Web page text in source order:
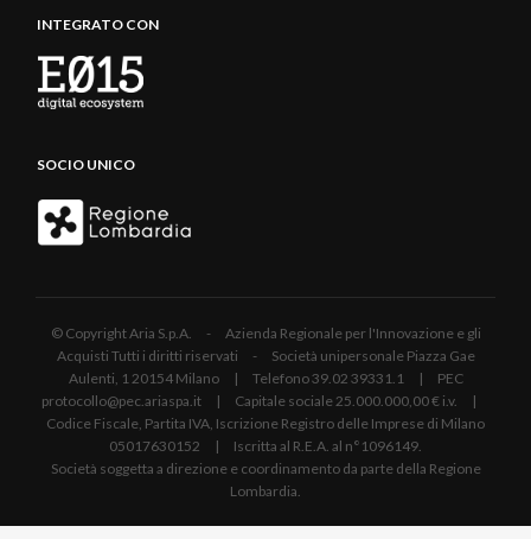
INTEGRATO CON
SOCIO UNICO
© Copyright Aria S.p.A. - Azienda Regionale per l'Innovazione e gli
Acquisti Tutti i diritti riservati - Società unipersonale Piazza Gae
Aulenti, 1 20154 Milano | Telefono 39.02 39331.1 | PEC
protocollo@pec.ariaspa.it | Capitale sociale 25.000.000,00 € i.v. |
Codice Fiscale, Partita IVA, Iscrizione Registro delle Imprese di Milano
05017630152 | Iscritta al R.E.A. al n°1096149.
Società soggetta a direzione e coordinamento da parte della Regione
Lombardia.